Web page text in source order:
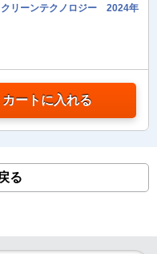
クリーンテクノロジー 2024年
カートに入れる
る